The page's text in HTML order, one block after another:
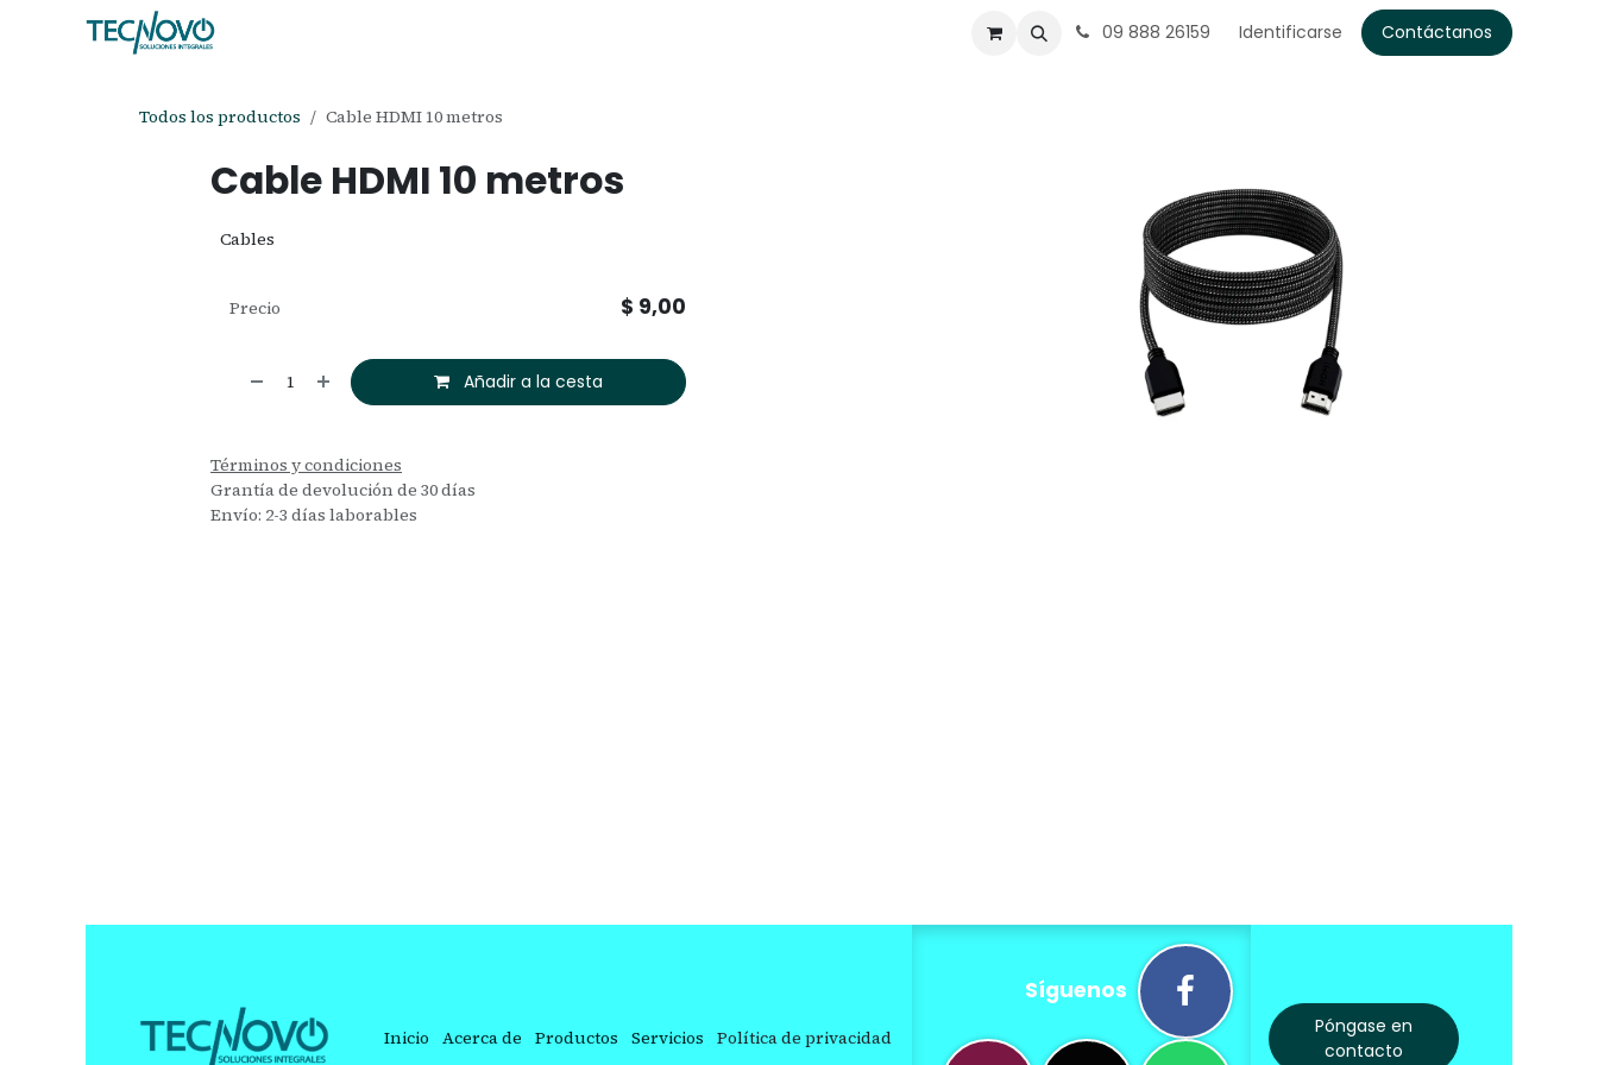
09 888 26159 Identificarse Contáctanos
Todos los productos Cable HDMI 10 metros
Cable HDMI 10 metros
Cables
Añadir a la cesta
Precio $ 9,00
Términos y condiciones
Grantía de devolución de 30 días
Envío: 2-3 días laborables
Inicio Acerca de Productos Servicios Política de privacidad
Síguenos
Póngase en
contacto